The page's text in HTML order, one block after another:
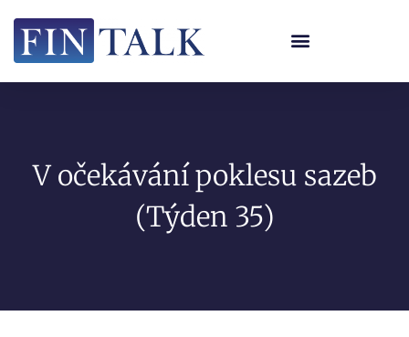
V očekávání poklesu sazeb
(Týden 35)